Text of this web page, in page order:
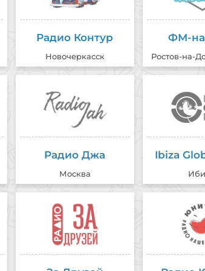
E Presley - I
E Presley -
Радио Контур
Новочеркасск
ФМ-
Ростов-на-
Радио Джа
Москва
Ibiza